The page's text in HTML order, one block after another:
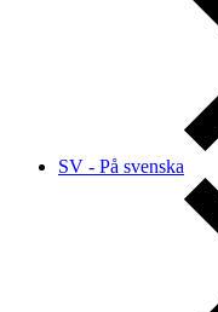
SV - På svenska